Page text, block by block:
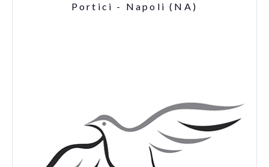
Portici - Napoli (NA)